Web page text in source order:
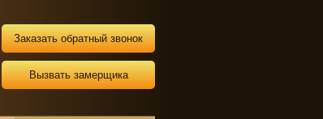
Заказать обратный звонок
Вызвать замерщика